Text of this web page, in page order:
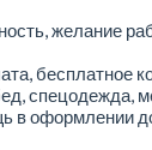
желание
бесплатное
спецодежда,
в оформлении